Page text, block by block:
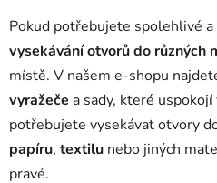
Pokud potřebujete spolehlivé
vysekávání otvorů do různých
místě. V našem e-shopu
vyražeče a sady, které
potřebujete vysekávat otvory
papíru, textilu nebo jiných
pravé.